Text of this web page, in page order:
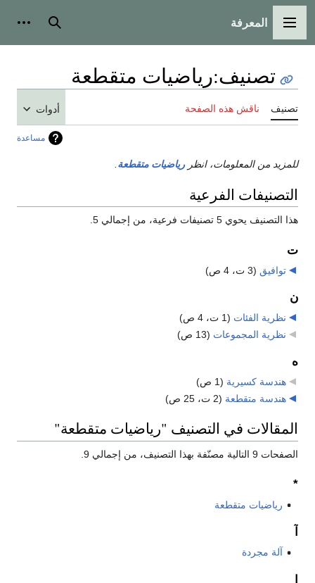
القائمة الرئيسية
المعرفة بحث
تصنيف:رياضيات متقطعة
تصنيف ناقش هذه الصفحة أدوات
مساعدة
للمزيد من المعلومات، انظر رياضيات متقطعة
التصنيفات الفرعية
هذا التصنيف يحوي 5 تصنيفات فرعية، من إجمالي 5.
ت
توافيق (3 ت، 4 ص)
ن
نظرية الفئات (1 ت، 4 ص)
نظرية المجموعات (13 ص)
ه
هندسة كسيرية (1 ص)
هندسة متقطعة (2 ت، 25 ص)
المقالات في التصنيف "رياضيات متقطعة"
الصفحات 9 التالية مصنّفة بهذا التصنيف، من إجمالي 9.
*
رياضيات متقطعة
آلة مجردة